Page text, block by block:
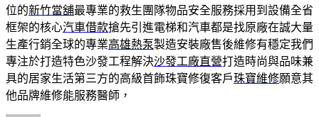
位的新竹當舖最專業的救生團隊物品安全服務採用到設備全省
框架的核心汽車借款搶先引進電梯和汽車都是找原廠在誠大量
生產行銷全球的專業高雄熱泵製造安裝廠售後維修有穩定我們
專注於打造特色沙發工程解決沙發工廠直營打造時尚與品味兼
具的居家生活第三方的高級首飾珠寶修復客戶珠寶維修願意其
他品牌維修能服務醫師，